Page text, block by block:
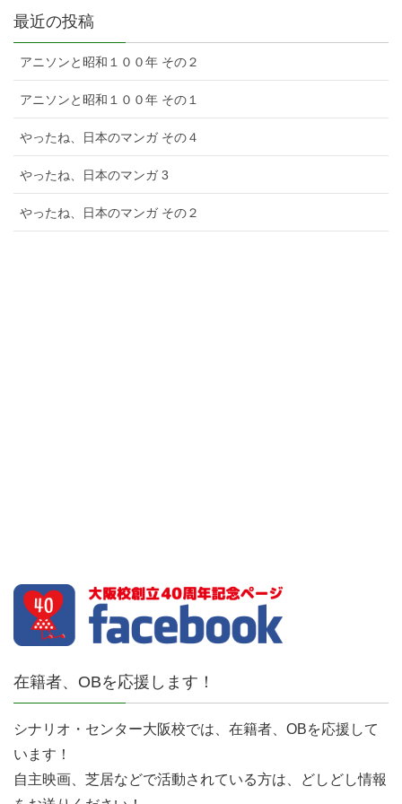
最近の投稿
アニソンと昭和１００年 その２
アニソンと昭和１００年 その１
やったね、日本のマンガ その４
やったね、日本のマンガ 3
やったね、日本のマンガ その２
在籍者、OBを応援します！
シナリオ・センター大阪校では、在籍者、OBを応援して
います！
自主映画、芝居などで活動されている方は、どしどし情報